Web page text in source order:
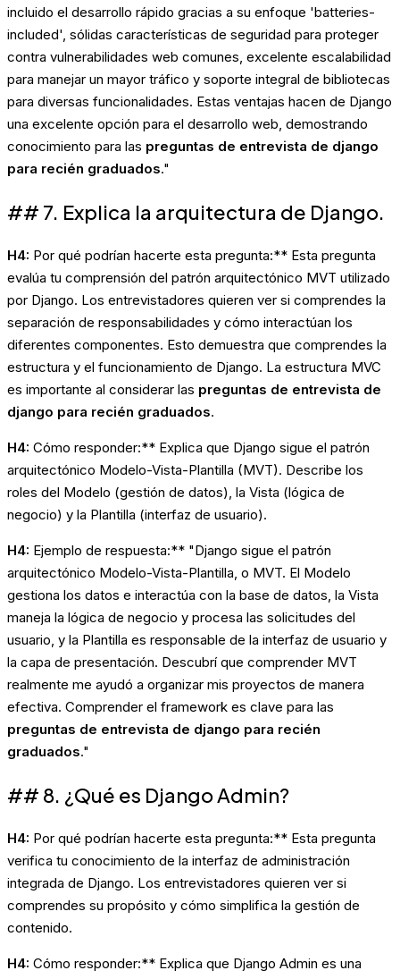
incluido el desarrollo rápido gracias a su enfoque 'batteries-
included', sólidas características de seguridad para proteger
contra vulnerabilidades web comunes, excelente escalabilidad
para manejar un mayor tráfico y soporte integral de bibliotecas
para diversas funcionalidades. Estas ventajas hacen de Django
una excelente opción para el desarrollo web, demostrando
conocimiento para las preguntas de entrevista de django
para recién graduados."
## 7. Explica la arquitectura de Django.
H4: Por qué podrían hacerte esta pregunta:** Esta pregunta
evalúa tu comprensión del patrón arquitectónico MVT utilizado
por Django. Los entrevistadores quieren ver si comprendes la
separación de responsabilidades y cómo interactúan los
diferentes componentes. Esto demuestra que comprendes la
estructura y el funcionamiento de Django. La estructura MVC
es importante al considerar las preguntas de entrevista de
django para recién graduados.
H4: Cómo responder:** Explica que Django sigue el patrón
arquitectónico Modelo-Vista-Plantilla (MVT). Describe los
roles del Modelo (gestión de datos), la Vista (lógica de
negocio) y la Plantilla (interfaz de usuario).
H4: Ejemplo de respuesta:** "Django sigue el patrón
arquitectónico Modelo-Vista-Plantilla, o MVT. El Modelo
gestiona los datos e interactúa con la base de datos, la Vista
maneja la lógica de negocio y procesa las solicitudes del
usuario, y la Plantilla es responsable de la interfaz de usuario y
la capa de presentación. Descubrí que comprender MVT
realmente me ayudó a organizar mis proyectos de manera
efectiva. Comprender el framework es clave para las
preguntas de entrevista de django para recién
graduados."
## 8. ¿Qué es Django Admin?
H4: Por qué podrían hacerte esta pregunta:** Esta pregunta
verifica tu conocimiento de la interfaz de administración
integrada de Django. Los entrevistadores quieren ver si
comprendes su propósito y cómo simplifica la gestión de
contenido.
H4: Cómo responder:** Explica que Django Admin es una